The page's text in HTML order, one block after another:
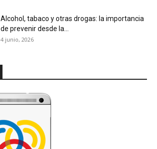
Alcohol, tabaco y otras drogas: la importancia
de prevenir desde la...
4 junio, 2026